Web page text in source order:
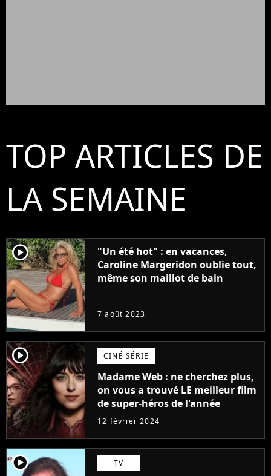
TOP ARTICLES DE
LA SEMAINE
player2
"Un été hot" : en vacances,
Caroline Margeridon oublie tout,
même son maillot de bain
7 août 2023
player2 CINÉ SÉRIE
Madame Web : ne cherchez plus,
on vous a trouvé LE meilleur film
de super-héros de l'année
12 février 2024
player2 TV